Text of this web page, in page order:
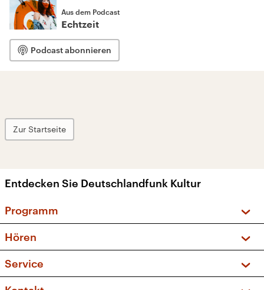
Aus dem Podcast
Echtzeit
Podcast abonnieren
Zur Startseite
Entdecken Sie Deutschlandfunk Kultur
Programm
Sendungen und Podcasts
Musikliste
Hören
Frequenzen (UKW + DAB+)
Service
FAQ